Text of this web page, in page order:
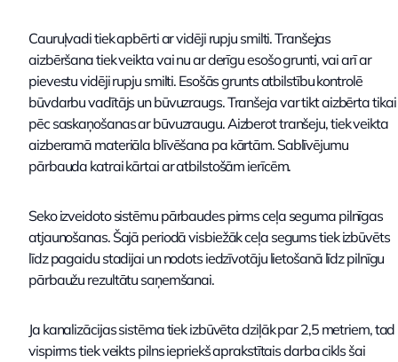
Cauruļvadi tiek apbērti ar vidēji rupju smilti. Tranšejas
aizbēršana tiek veikta vai nu ar derīgu esošo grunti, vai arī ar
pievestu vidēji rupju smilti. Esošās grunts atbilstību kontrolē
būvdarbu vadītājs un būvuzraugs. Tranšeja var tikt aizbērta tikai
pēc saskaņošanas ar būvuzraugu. Aizberot tranšeju, tiek veikta
aizberamā materiāla blīvēšana pa kārtām. Sablīvējumu
pārbauda katrai kārtai ar atbilstošām ierīcēm.
Seko izveidoto sistēmu pārbaudes pirms ceļa seguma pilnīgas
atjaunošanas. Šajā periodā visbiežāk ceļa segums tiek izbūvēts
līdz pagaidu stadijai un nodots iedzīvotāju lietošanā līdz pilnīgu
pārbaužu rezultātu saņemšanai.
Ja kanalizācijas sistēma tiek izbūvēta dziļāk par 2,5 metriem, tad
vispirms tiek veikts pilns iepriekš aprakstītais darba cikls šai